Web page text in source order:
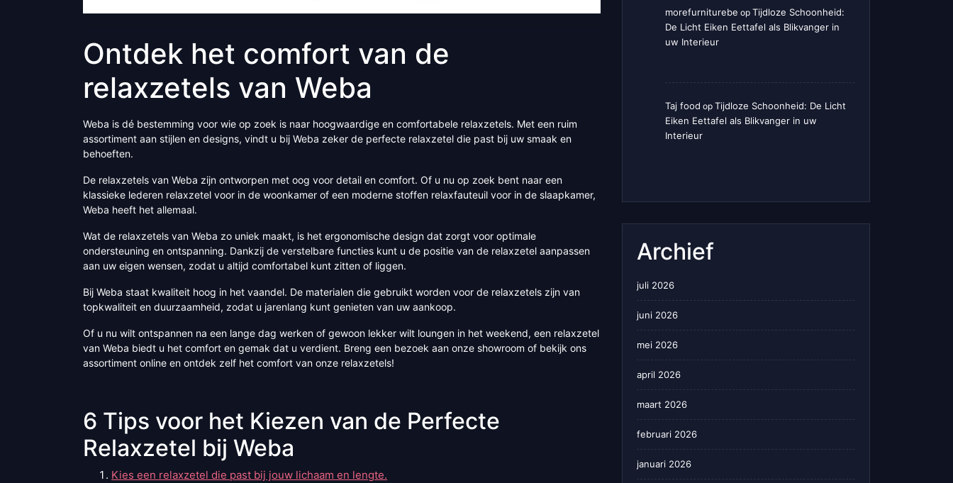
Ontdek het comfort van de
relaxzetels van Weba
Weba is dé bestemming voor wie op zoek is naar hoogwaardige en comfortabele relaxzetels. Met een ruim
assortiment aan stijlen en designs, vindt u bij Weba zeker de perfecte relaxzetel die past bij uw smaak en
behoeften.
De relaxzetels van Weba zijn ontworpen met oog voor detail en comfort. Of u nu op zoek bent naar een
klassieke lederen relaxzetel voor in de woonkamer of een moderne stoffen relaxfauteuil voor in de slaapkamer,
Weba heeft het allemaal.
Wat de relaxzetels van Weba zo uniek maakt, is het ergonomische design dat zorgt voor optimale
ondersteuning en ontspanning. Dankzij de verstelbare functies kunt u de positie van de relaxzetel aanpassen
aan uw eigen wensen, zodat u altijd comfortabel kunt zitten of liggen.
Bij Weba staat kwaliteit hoog in het vaandel. De materialen die gebruikt worden voor de relaxzetels zijn van
topkwaliteit en duurzaamheid, zodat u jarenlang kunt genieten van uw aankoop.
Of u nu wilt ontspannen na een lange dag werken of gewoon lekker wilt loungen in het weekend, een relaxzetel
van Weba biedt u het comfort en gemak dat u verdient. Breng een bezoek aan onze showroom of bekijk ons
assortiment online en ontdek zelf het comfort van onze relaxzetels!
6 Tips voor het Kiezen van de Perfecte
Relaxzetel bij Weba
Kies een relaxzetel die past bij jouw lichaam en lengte.
morefurniturebe op Tijdloze Schoonheid:
De Licht Eiken Eettafel als Blikvanger in
uw Interieur
Taj food op Tijdloze Schoonheid: De Licht
Eiken Eettafel als Blikvanger in uw
Interieur
Archief
juli 2026
juni 2026
mei 2026
april 2026
maart 2026
februari 2026
januari 2026